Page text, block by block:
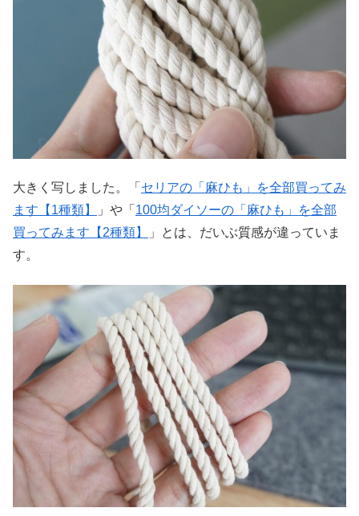
大きく写しました。「 セリアの「麻ひも」を全部買ってみ
ます【1種類】
」や「 100均ダイソーの「麻ひも」を全部
買ってみます【2種類】
」とは、だいぶ質感が違っていま
す。